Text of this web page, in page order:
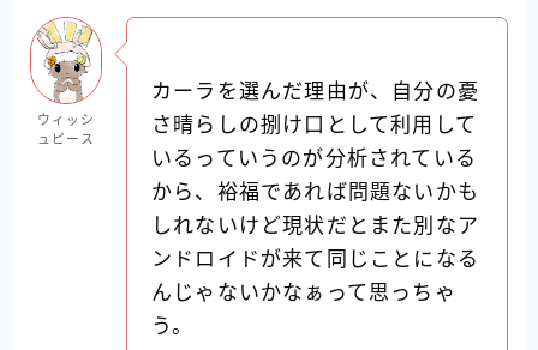
ウィッシ
ュピース
カーラを選んだ理由が、自分の憂
さ晴らしの捌け口として利用して
いるっていうのが分析されている
から、裕福であれば問題ないかも
しれないけど現状だとまた別なア
ンドロイドが来て同じことになる
んじゃないかなぁって思っちゃ
う。